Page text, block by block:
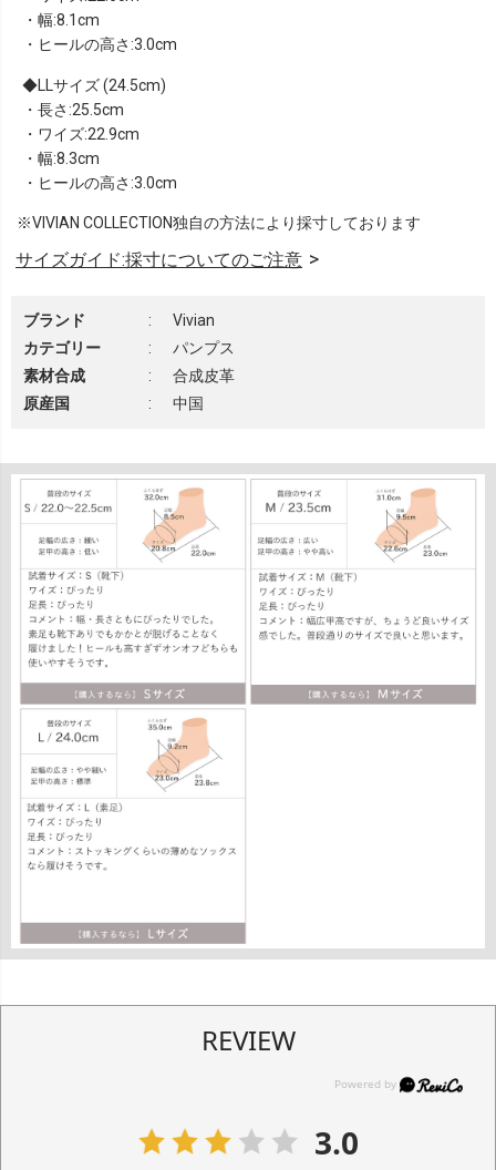
・幅:8.1cm
・ヒールの高さ:3.0cm
LLサイズ (24.5cm)
・長さ:25.5cm
・ワイズ:22.9cm
・幅:8.3cm
・ヒールの高さ:3.0cm
※VIVIAN COLLECTION独自の方法により採寸しております
サイズガイド:採寸についてのご注意
ブランド :
Vivian
カテゴリー
:
パンプス
素材合成
:
合成皮革
原産国
: 中国
REVIEW
3.0